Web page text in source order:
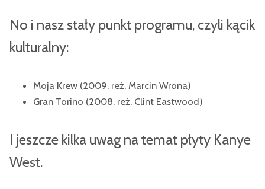
No i nasz stały punkt programu, czyli kącik
kulturalny:
Moja Krew (2009, reż. Marcin Wrona)
Gran Torino (2008, reż. Clint Eastwood)
I jeszcze kilka uwag na temat płyty Kanye
West.